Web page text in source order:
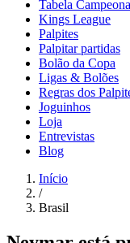
Tabela
Kings League
Palpites
Palpitar partidas
Bolão da Copa
Ligas & Bolões
Regras dos
Joguinhos
Loja
Entrevistas
Blog
Início
/
Brasil